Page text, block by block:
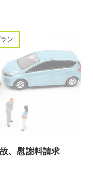
ン
、慰謝料請求